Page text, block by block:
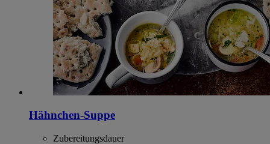
Hähnchen-Suppe
Zubereitungsdauer